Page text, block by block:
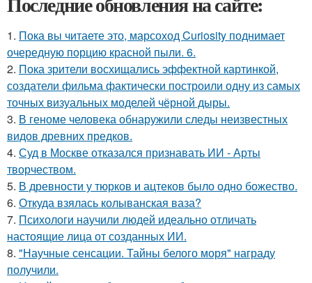
1. Пока вы читаете это, марсоход Curiosity поднимает
очередную порцию красной пыли. 6.
2. Пока зрители восхищались эффектной картинкой,
создатели фильма фактически построили одну из самых
точных визуальных моделей чёрной дыры.
3. В геноме человека обнаружили следы неизвестных
видов древних предков.
4. Суд в Москве отказался признавать ИИ - Арты
творчеством.
5. В древности у тюрков и ацтеков было одно божество.
6. Откуда взялась колыванская ваза?
7. Психологи научили людей идеально отличать
настоящие лица от созданных ИИ.
8. "Научные сенсации. Тайны белого моря" награду
получили.